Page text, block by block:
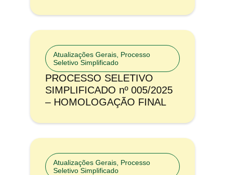
Atualizações Gerais Processo
Seletivo Simplificado
PROCESSO SELETIVO
SIMPLIFICADO nº 005/2025
– HOMOLOGAÇÃO FINAL
Atualizações Gerais Processo
Seletivo Simplificado